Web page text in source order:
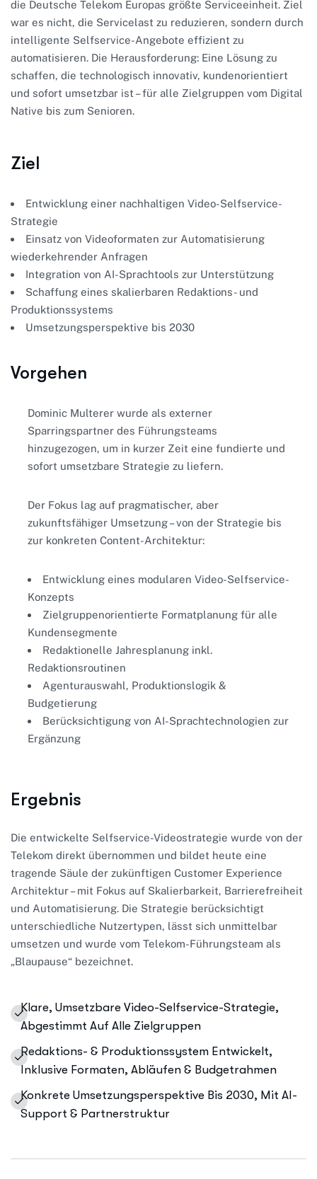
die Deutsche Telekom Europas größte Serviceeinheit. Ziel
war es nicht, die Servicelast zu reduzieren, sondern durch
intelligente Selfservice-Angebote effizient zu
automatisieren. Die Herausforderung: Eine Lösung zu
schaffen, die technologisch innovativ, kundenorientiert
und sofort umsetzbar ist – für alle Zielgruppen vom Digital
Native bis zum Senioren.
Ziel
Entwicklung einer nachhaltigen Video-Selfservice-
Strategie
Einsatz von Videoformaten zur Automatisierung
wiederkehrender Anfragen
Integration von AI-Sprachtools zur Unterstützung
Schaffung eines skalierbaren Redaktions- und
Produktionssystems
Umsetzungsperspektive bis 2030
Vorgehen
Dominic Multerer wurde als externer
Sparringspartner des Führungsteams
hinzugezogen, um in kurzer Zeit eine fundierte und
sofort umsetzbare Strategie zu liefern.
Der Fokus lag auf pragmatischer, aber
zukunftsfähiger Umsetzung – von der Strategie bis
zur konkreten Content-Architektur:
Entwicklung eines modularen Video-Selfservice-
Konzepts
Zielgruppenorientierte Formatplanung für alle
Kundensegmente
Redaktionelle Jahresplanung inkl.
Redaktionsroutinen
Agenturauswahl, Produktionslogik &
Budgetierung
Berücksichtigung von AI-Sprachtechnologien zur
Ergänzung
Ergebnis
Die entwickelte Selfservice-Videostrategie wurde von der
Telekom direkt übernommen und bildet heute eine
tragende Säule der zukünftigen Customer Experience
Architektur – mit Fokus auf Skalierbarkeit, Barrierefreiheit
und Automatisierung. Die Strategie berücksichtigt
unterschiedliche Nutzertypen, lässt sich unmittelbar
umsetzen und wurde vom Telekom-Führungsteam als
„Blaupause“ bezeichnet.
Klare, Umsetzbare Video-Selfservice-Strategie,
Abgestimmt Auf Alle Zielgruppen
Redaktions- & Produktionssystem Entwickelt,
Inklusive Formaten, Abläufen & Budgetrahmen
Konkrete Umsetzungsperspektive Bis 2030, Mit AI-
Support & Partnerstruktur